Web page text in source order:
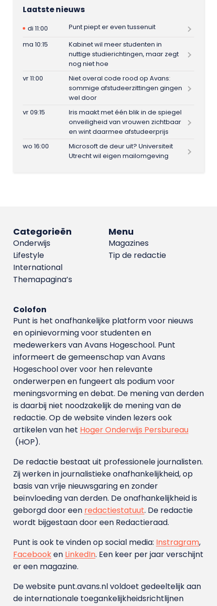
Laatste nieuws
di 11:00
Punt piept er even tussenuit
ma 10:15
Kabinet wil meer studenten in
nuttige studierichtingen, maar zegt
nog niet hoe
vr 11:00
Niet overal code rood op Avans:
sommige afstudeerzittingen gingen
wel door
vr 09:15
Iris maakt met één blik in de spiegel
onveiligheid van vrouwen zichtbaar
en wint daarmee afstudeerprijs
wo 16:00
Microsoft de deur uit? Universiteit
Utrecht wil eigen mailomgeving
Menu
Magazines
Tip de redactie
Categorieën
Onderwijs
Lifestyle
International
Themapagina’s
Colofon
Punt is het onafhankelijke platform voor nieuws
en opinievorming voor studenten en
medewerkers van Avans Hoge­school. Punt
informeert de gemeenschap van Avans
Hogeschool over voor hen relevante
onderwerpen en fungeert als podium voor
meningsvorming en debat. De mening van derden
is daarbij niet noodzakelijk de mening van de
redactie. Op de website vinden lezers ook
artikelen van het Hoger Onderwijs Persbureau
(HOP).
De redactie bestaat uit professionele journalisten.
Zij werken in journalistieke onafhankelijkheid, op
basis van vrije nieuwsgaring en zonder
beïnvloeding van derden. De onafhankelijkheid is
geborgd door een redactiestatuut. De redactie
wordt bijgestaan door een Redactieraad.
Punt is ook te vinden op social media: Instragram,
Facebooken LinkedIn. Een keer per jaar verschijnt
er een magazine.
De website punt.avans.nl voldoet gedeeltelijk aan
de internationale toegankelijkheidsrichtlijnen